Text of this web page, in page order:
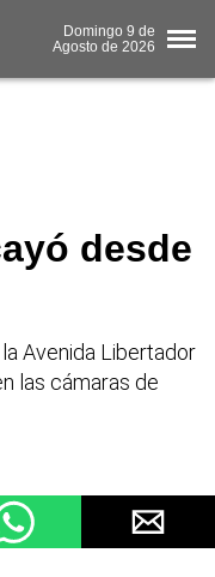
Domingo 9 de
Agosto de 2026
desde
Avenida Libertador
las cámaras de